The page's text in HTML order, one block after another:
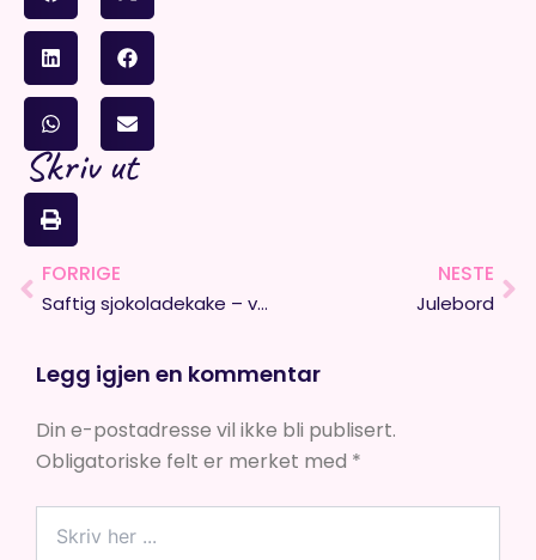
Skriv ut
Prev
FORRIGE
Saftig sjokoladekake – vinneren på kakebordet
NESTE
Julebord
Legg igjen en kommentar
Din e-postadresse vil ikke bli publisert.
Obligatoriske felt er merket med *
her